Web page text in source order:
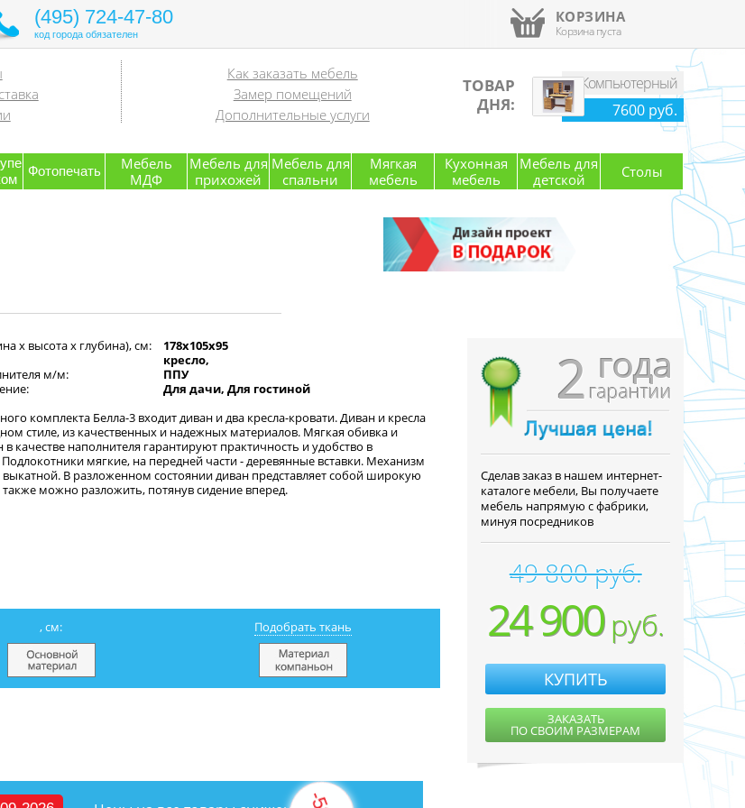
(495) 724-47-80
код города обязателен
КОРЗИНА
Корзина пуста
Как заказать мебель
Замер помещений
Дополнительные услуги
ТОВАР
ДНЯ:
Компьютерный
стол
7600 руб.
Фотопечать
Мебель
МДФ
Мебель для
прихожей
Мебель для
спальни
Мягкая
мебель
Кухонная
мебель
Мебель для
детской
Столы
х высота х глубина), см:
178x105x95
кресло,
м/м:
ППУ
Для дачи, Для гостиной
комплекта Белла-3 входит диван и два кресла-кровати. Диван и кресла
стиле, из качественных и надежных материалов. Мягкая обивка и
качестве наполнителя гарантируют практичность и удобство в
мягкие, на передней части - деревянные вставки. Механизм
В разложенном состоянии диван представляет собой широкую
также можно разложить, потянув сидение вперед.
, см: Подобрать ткань
2 года
гарантии
Cделав заказ в нашем интернет-
каталоге мебели, Вы получаете
мебель напрямую с фабрики,
минуя посредников
49 800 руб.
24 900руб.
КУПИТЬ
ЗАКАЗАТЬ
ПО СВОИМ РАЗМЕРАМ